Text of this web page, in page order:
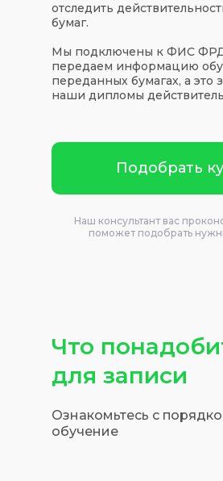
отследить
бумаг.
Мы подключены к ФИС
передаем информацию
переданных бумагах, а это
наши дипломы
Наш консультант вас
поможет подобрать
Подобрать
Что
для записи
Ознакомьтесь с
обучение